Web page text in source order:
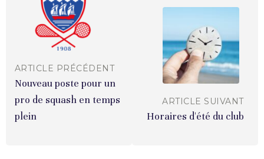
ARTICLE PRÉCÉDENT
Nouveau poste pour un
pro de squash en temps
plein
ARTICLE SUIVANT
Horaires d'été du club